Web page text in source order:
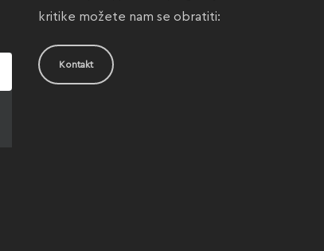
kritike možete nam se obratiti:
Kontakt